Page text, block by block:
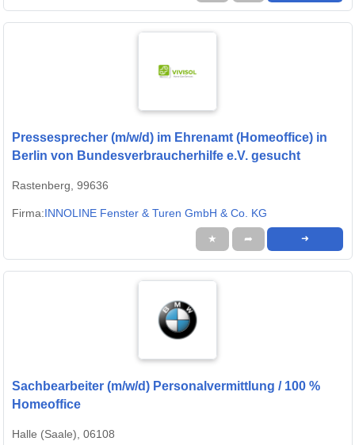
Pressesprecher (m/w/d) im Ehrenamt (Homeoffice) in
Berlin von Bundesverbraucherhilfe e.V. gesucht
Rastenberg, 99636
Firma:INNOLINE Fenster & Turen GmbH & Co. KG
★ ➦ ➜
Sachbearbeiter (m/w/d) Personalvermittlung / 100 %
Homeoffice
Halle (Saale), 06108